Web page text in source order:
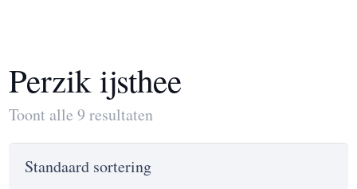
Perzik ijsthee
Toont alle 9 resultaten